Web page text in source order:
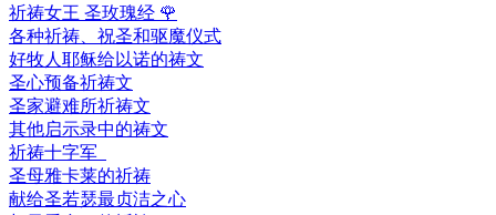
祈祷女王 圣玫瑰经 🌹
各种祈祷、祝圣和驱魔仪式
好牧人耶稣给以诺的祷文
圣心预备祈祷文
圣家避难所祈祷文
其他启示录中的祷文
祈祷十字军
圣母雅卡莱的祈祷
献给圣若瑟最贞洁之心